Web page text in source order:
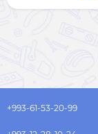
+993-61-53-20-99